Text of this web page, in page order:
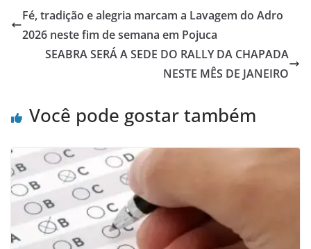
Fé, tradição e alegria marcam a Lavagem do Adro
2026 neste fim de semana em Pojuca
SEABRA SERÁ A SEDE DO RALLY DA CHAPADA
NESTE MÊS DE JANEIRO
Você pode gostar também